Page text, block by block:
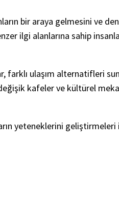
bir araya gelmesini ve
ilgi alanlarına sahip
farklı ulaşım alternatifleri
kafeler ve kültürel
yeteneklerini